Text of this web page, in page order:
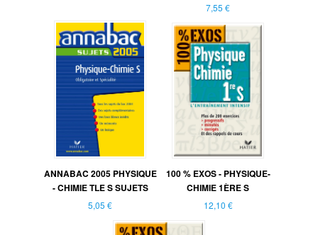
7,55 €
ANNABAC 2005 PHYSIQUE
- CHIMIE TLE S SUJETS
5,05 €
100 % EXOS - PHYSIQUE-
CHIMIE 1ÈRE S
12,10 €